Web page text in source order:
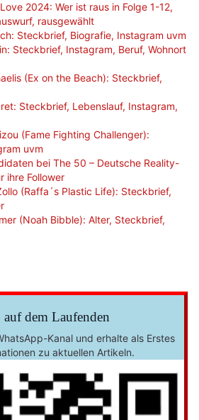
2024: Wer ist raus in Folge 1-12,
rausgewählt
Steckbrief, Biografie, Instagram uvm
Steckbrief, Instagram, Beruf, Wohnort
(Ex on the Beach): Steckbrief,
Steckbrief, Lebenslauf, Instagram,
(Fame Fighting Challenger):
uvm
bei The 50 – Deutsche Reality-
ihre Follower
(Raffa´s Plastic Life): Steckbrief,
(Noah Bibble): Alter, Steckbrief,
dem Laufenden
Kanal und erhalte als Erstes
zu aktuellen Artikeln.